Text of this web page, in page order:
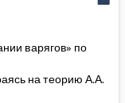
варягов» по
на теорию А.А.